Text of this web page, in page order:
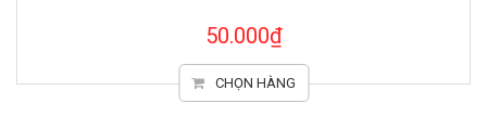
50.000₫
CHỌN HÀNG